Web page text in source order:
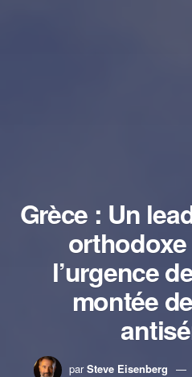
Grèce : Un
l’urgence
montée
par Steve Eisenberg